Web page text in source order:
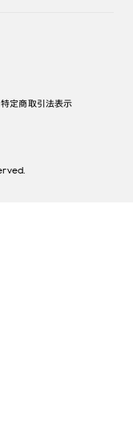
特定商取引法表示